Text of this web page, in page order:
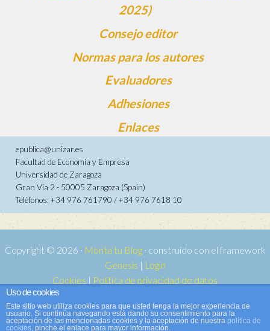
2025)
Consejo editor
Normas para los autores
Evaluadores
Adhesiones
Enlaces
epublica@unizar.es
Facultad de Economía y Empresa
Universidad de Zaragoza
Gran Vía 2 - 50005 Zaragoza (Spain)
Teléfonos: +34 976 761790 / +34 976 7618 10
Copyright © 2026 · Monta tu Blog· construido con el framework
Genesis | Login
Cookies | Política de privacidad de datos
Copyright © 2026 ·
WordPress·Acceder
Uso de cookies
Este sitio web utiliza cookies para que usted tenga la mejor experiencia de
usuario. Si continúa navegando está dando su consentimiento para la
aceptación de las mencionadas cookies y la aceptación de nuestra política de
cookies, pinche el enlace para mayor información.